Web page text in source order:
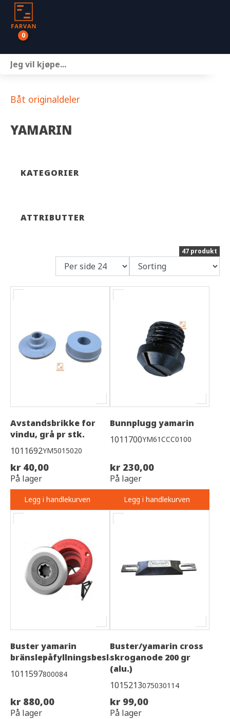
0
Båt originaldeler
YAMARIN
KATEGORIER
ATTRIBUTTER
47 produkt
Avstandsbrikke for
vindu, grå pr stk.
1011692YM5015020
kr 40,00
På lager
Legg i handlekurven
Bunnplugg yamarin
1011700YM61CCC0100
kr 230,00
På lager
Legg i handlekurven
Buster yamarin
bränslepåfyllningsbeslag
1011597800084
kr 880,00
På lager
Buster/yamarin cross
skroganode 200 gr
(alu.)
1015213075030114
kr 99,00
På lager